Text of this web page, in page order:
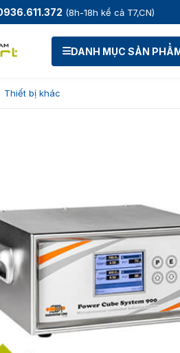
(8h-18h kể cả T7,CN)
DANH MỤC SẢN
Thiết bị khác